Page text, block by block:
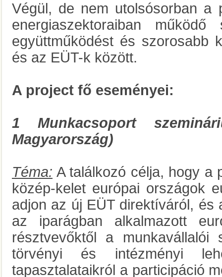
Végül, de nem utolsósorban a
energiaszektoraiban
együttműködést és szorosabb
és az EÜT-k között.
A project fő eseményei:
1 Munkacsoport
Magyarország)
Téma: A találkozó célja, hogy a
közép-kelet európai országok
adjon az új EÜT direktíváról, és
az iparágban alkalmazott
résztvevőktől a munkavállalói
törvényi és intézményi
tapasztalataikról a participáció